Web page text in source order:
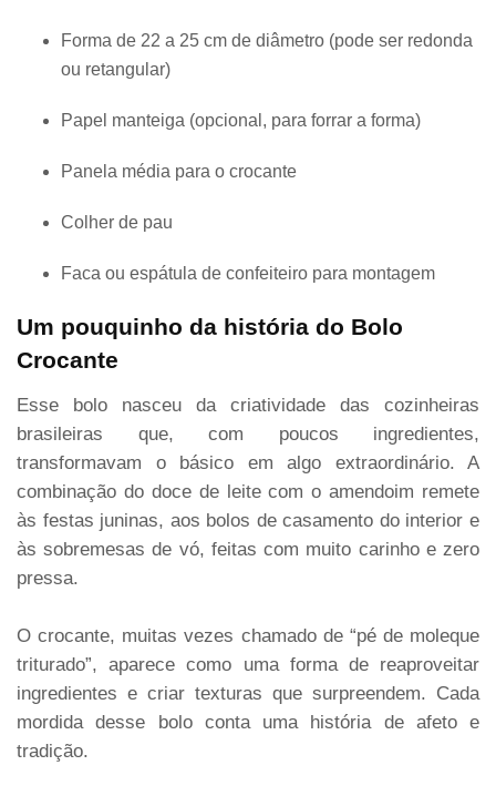
Forma de 22 a 25 cm de diâmetro (pode ser redonda
ou retangular)
Papel manteiga (opcional, para forrar a forma)
Panela média para o crocante
Colher de pau
Faca ou espátula de confeiteiro para montagem
Um pouquinho da história do Bolo
Crocante
Esse bolo nasceu da criatividade das cozinheiras
brasileiras que, com poucos ingredientes,
transformavam o básico em algo extraordinário. A
combinação do doce de leite com o amendoim remete
às festas juninas, aos bolos de casamento do interior e
às sobremesas de vó, feitas com muito carinho e zero
pressa.
O crocante, muitas vezes chamado de “pé de moleque
triturado”, aparece como uma forma de reaproveitar
ingredientes e criar texturas que surpreendem. Cada
mordida desse bolo conta uma história de afeto e
tradição.